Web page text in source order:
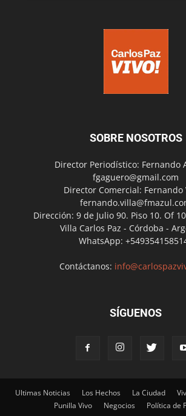
SOBRE NOSOTROS
Director Periodístico: Fernando
fgaguero@gmail.com
Director Comercial: Fernando
Dirección: 9 de Julio 90. Piso 10. Of
Villa Carlos Paz - Córdoba -
WhatsApp:
Contáctanos:
SÍGUENOS
Ultimas Noticias Los Hechos La Ciudad
Punilla Vivo
Negocios Política de